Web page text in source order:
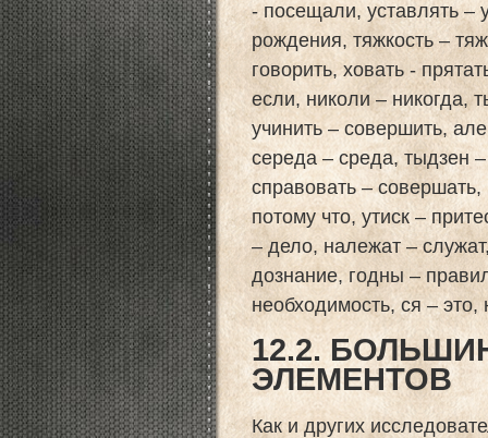
- посещали, уставлять –
рождения, тяжкость –
говорить, ховать -
если, николи – никогда,
учинить – совершить,
середа – среда, тыдзен
справовать –
потому что, утиск –
– дело, належат –
дознание, годны –
необходимость, ся –
12.2.
ЭЛЕМЕНТОВ
Как и других